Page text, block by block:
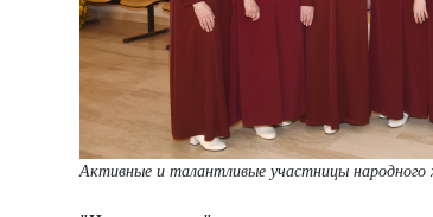
Активные и талантливые участницы народного